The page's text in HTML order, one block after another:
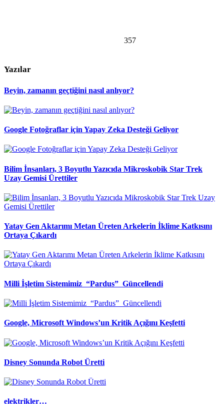
357
Yazılar
Beyin, zamanın geçtiğini nasıl anlıyor?
Google Fotoğraflar için Yapay Zeka Desteği Geliyor
Bilim İnsanları, 3 Boyutlu Yazıcıda Mikroskobik Star Trek
Uzay Gemisi Ürettiler
Yatay Gen Aktarımı Metan Üreten Arkelerin İklime Katkısını
Ortaya Çıkardı
Milli İşletim Sistemimiz “Pardus” Güncellendi
Google, Microsoft Windows’un Kritik Açığını Keşfetti
Disney Sonunda Robot Üretti
elektrikler…